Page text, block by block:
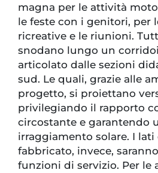
magna per le attività
le feste con i genitori, per
ricreative e le riunioni.
snodano lungo un
articolato dalle sezioni
sud. Le quali, grazie alle
progetto, si proiettano
privilegiando il rapporto
circostante e garantendo
irraggiamento solare. I lati
fabbricato, invece,
funzioni di servizio. Per